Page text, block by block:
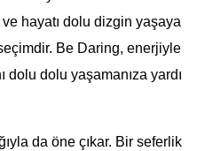
hayatı dolu dizgin yaşaya
Be Daring, enerjiyle
dolu dolu yaşamanıza yardı
da öne çıkar. Bir seferlik